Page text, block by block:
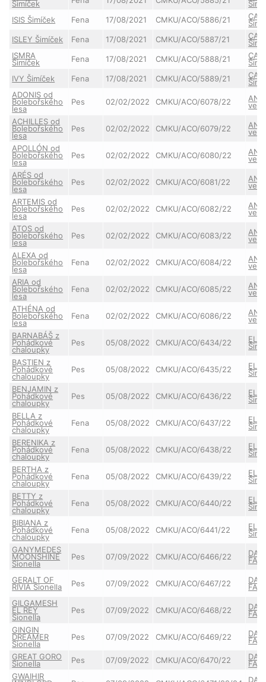
Šimíček
ISIS Šimíček
Fena 17/08/2021 CMKU/ACO/5886/21
ISLEY Šimíček
Fena 17/08/2021 CMKU/ACO/5887/21
ISMRA
Šimíček Fena 17/08/2021 CMKU/ACO/5888/21
IVY Šimíček
Fena 17/08/2021 CMKU/ACO/5889/21
ADONIS od
Bolebořského
lesa
Pes 02/02/2022 CMKU/ACO/6078/22
ve
ACHILLES od
Bolebořského
lesa
Pes 02/02/2022 CMKU/ACO/6079/22
ve
APOLLÓN od
Bolebořského
lesa
Pes 02/02/2022 CMKU/ACO/6080/22
ve
ARÉS od
Bolebořského
lesa
Pes 02/02/2022 CMKU/ACO/6081/22
ve
ARTEMIS od
Bolebořského
lesa
Pes 02/02/2022 CMKU/ACO/6082/22
ve
ATOS od
Bolebořského
lesa
Pes 02/02/2022 CMKU/ACO/6083/22
ve
ALEXA od
Bolebořského
lesa
Fena 02/02/2022 CMKU/ACO/6084/22
ve
ARIA od
Bolebořského
lesa
Fena 02/02/2022 CMKU/ACO/6085/22
ve
ATHÉNA od
Bolebořského
lesa
Fena 02/02/2022 CMKU/ACO/6086/22
ve
BARNABÁŠ z
Pohádkové
chaloupky
Pes 05/08/2022 CMKU/ACO/6434/22
BASTIEN z
Pohádkové
chaloupky
Pes 05/08/2022 CMKU/ACO/6435/22
BENJAMIN z
Pohádkové
chaloupky
Pes 05/08/2022 CMKU/ACO/6436/22
BELLA z
Pohádkové
chaloupky
Fena 05/08/2022 CMKU/ACO/6437/22
BERENIKA z
Pohádkové
chaloupky
Fena 05/08/2022 CMKU/ACO/6438/22
BERTHA z
Pohádkové
chaloupky
Fena 05/08/2022 CMKU/ACO/6439/22
BETTY z
Pohádkové
chaloupky
Fena 05/08/2022 CMKU/ACO/6440/22
BIBIANA z
Pohádkové
chaloupky
Fena 05/08/2022 CMKU/ACO/6441/22
GANYMEDES
MOONSHINE
Sionella
Pes 07/09/2022 CMKU/ACO/6466/22
GERALT OF
RIVIA Sionella Pes 07/09/2022 CMKU/ACO/6467/22
GILGAMESH
EL REY
Sionella
Pes 07/09/2022 CMKU/ACO/6468/22
GINGIN
DREAMER
Sionella
Pes 07/09/2022 CMKU/ACO/6469/22
GREAT GORO
Sionella Pes 07/09/2022 CMKU/ACO/6470/22
GWAIHIR